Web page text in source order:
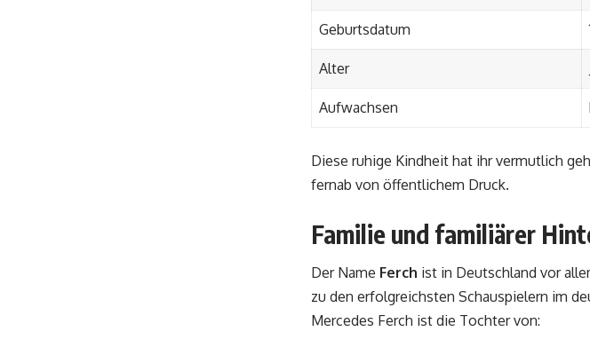
Geburtsdatum
Alter
Aufwachsen
Diese ruhige Kindheit hat ihr vermutlich
fernab von öffentlichem Druck.
Familie und familiärer
Der Name Ferch ist in Deutschland vor
zu den erfolgreichsten Schauspielern im
Mercedes Ferch ist die Tochter von: